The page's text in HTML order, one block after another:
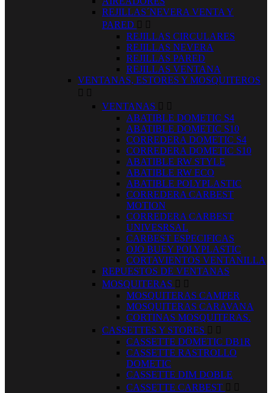
REJILLAS´NEVERA VENTA Y
PARED  
REJILLAS CIRCULARES
REJILLAS NEVERA
REJILLAS PARED
REJILLAS VENTANA
VENTANAS, ESTORES Y MOSQUITEROS
 
VENTANAS  
ABATIBLE DOMETIC S4
ABATIBLE DOMETIC S10
CORREDERA DOMETIC S4
CORREDERA DOMETIC S10
ABATIBLE RW STYLE
ABATIBLE RW ECO
ABATIBLE POLYPLASTIC
CORREDERA CARBEST
MOTION
CORREDERA CARBEST
UNIVESRSAL
CARBEST ESPECIFICAS
OJO BUEY POLYPLASTIC
CORTAVIENTOS VENTANILLA
REPUESTOS DE VENTANAS
MOSQUITERAS  
MOSQUITERAS CAMPER
MOSQUITERAS CARAVANA
CORTINAS MOSQUITERAS.
CASSETTES Y STORES  
CASSETTE DOMETIC DB1R
CASSETTE RASTROLLO
DOMETIC
CASSETTE DIM DOBLE
CASSETTE CARBEST  